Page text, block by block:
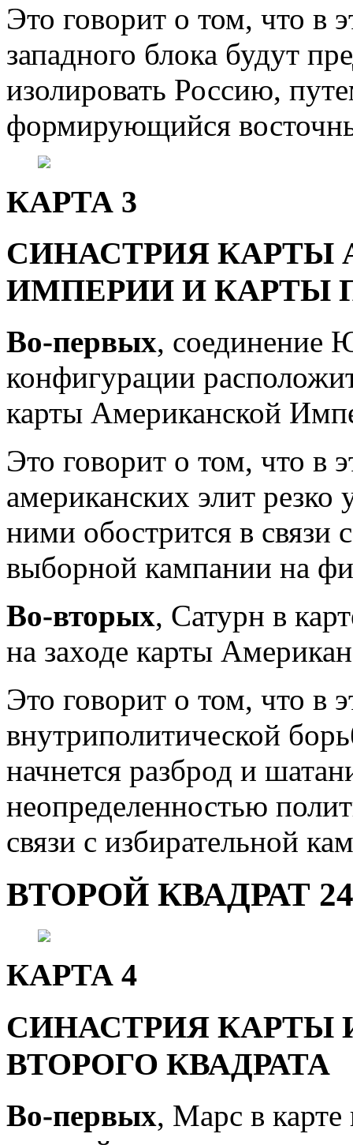
Это говорит о том, что в
западного блока будут
изолировать Россию,
формирующийся
КАРТА 3
СИНАСТРИЯ КАРТЫ
ИМПЕРИИ И КАРТЫ
Во-первых, соединение
конфигурации
карты Американской
Это говорит о том, что в
американских элит
ними обострится в связи
выборной кампании на
Во-вторых, Сатурн в
на заходе карты
Это говорит о том, что в
внутриполитической
начнется разброд и
неопределенностью
связи с избирательной
ВТОРОЙ КВАДРАТ
КАРТА 4
СИНАСТРИЯ КАРТЫ
ВТОРОГО КВАДРАТА
Во-первых, Марс в